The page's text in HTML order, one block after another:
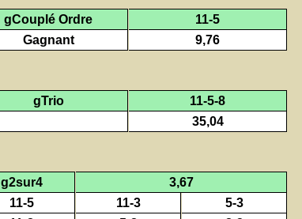
gCouplé Ordre
11-5
Gagnant
9,76
gTrio
11-5-8
35,04
g2sur4
3,67
11-5
11-3
5-3